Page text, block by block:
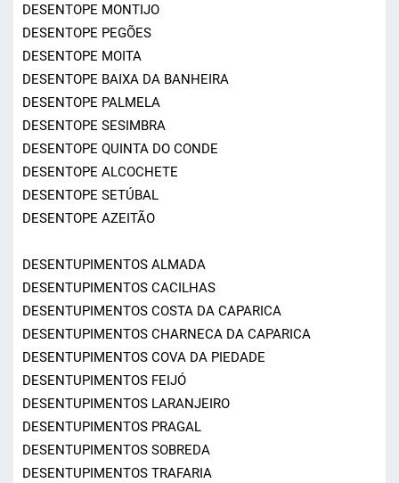
DESENTOPE MONTIJO
DESENTOPE PEGÕES
DESENTOPE MOITA
DESENTOPE BAIXA DA BANHEIRA
DESENTOPE PALMELA
DESENTOPE SESIMBRA
DESENTOPE QUINTA DO CONDE
DESENTOPE ALCOCHETE
DESENTOPE SETÚBAL
DESENTOPE AZEITÃO
DESENTUPIMENTOS ALMADA
DESENTUPIMENTOS CACILHAS
DESENTUPIMENTOS COSTA DA CAPARICA
DESENTUPIMENTOS CHARNECA DA CAPARICA
DESENTUPIMENTOS COVA DA PIEDADE
DESENTUPIMENTOS FEIJÓ
DESENTUPIMENTOS LARANJEIRO
DESENTUPIMENTOS PRAGAL
DESENTUPIMENTOS SOBREDA
DESENTUPIMENTOS TRAFARIA